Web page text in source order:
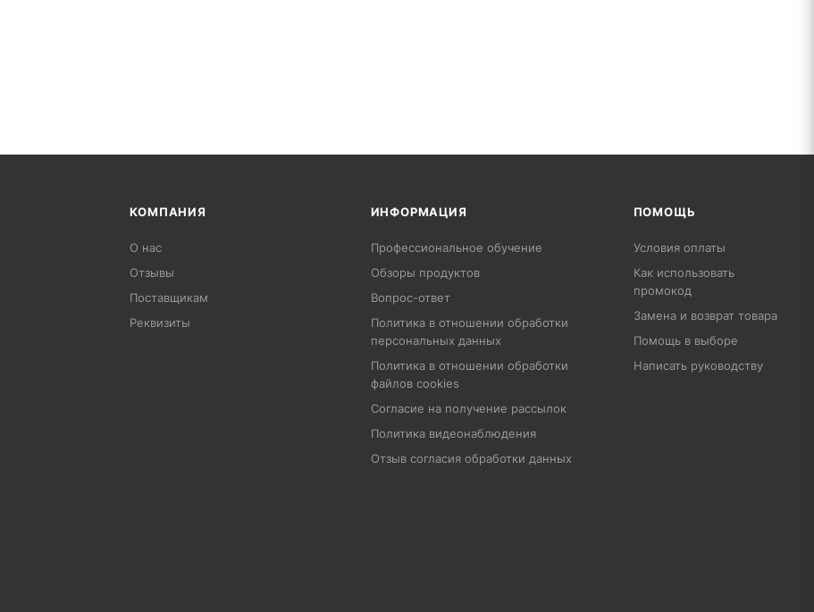
КОМПАНИЯ
О нас
Отзывы
Поставщикам
Реквизиты
ИНФОРМАЦИЯ
Профессиональное обучение
Обзоры продуктов
Вопрос-ответ
Политика в отношении обработки
персональных данных
Политика в отношении обработки
файлов cookies
Согласие на получение рассылок
Политика видеонаблюдения
Отзыв согласия обработки данных
ПОМОЩЬ
Условия оплаты
Как использовать
промокод
Замена и возврат товара
Помощь в выборе
Написать руководству